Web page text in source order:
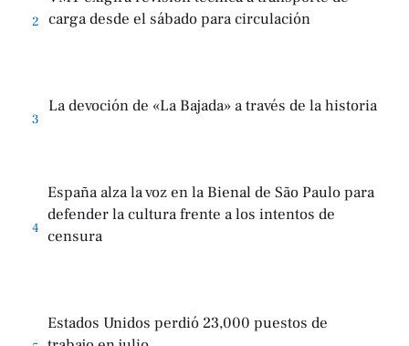
2
carga desde el sábado para circulación
3
La devoción de «La Bajada» a través de la historia
4
España alza la voz en la Bienal de São Paulo para
defender la cultura frente a los intentos de
censura
Estados Unidos perdió 23,000 puestos de